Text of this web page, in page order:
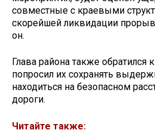
совместные с краевыми
скорейшей ликвидации
он.
Глава района также
попросил их сохранять
находиться на безопасном
дороги.
Читайте также: